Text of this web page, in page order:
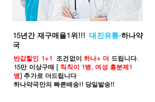
15년간 재구매율1위!!!대진유통-하나약
국
반값할인 1+1 조건없이 하나+ 더 드립니다.
15만 이상구매 [ 칙칙이 1병, 여성 흥분제1
병] 추가로 더드립니다
하나약국만의 빠른배송!! 당일발송!!